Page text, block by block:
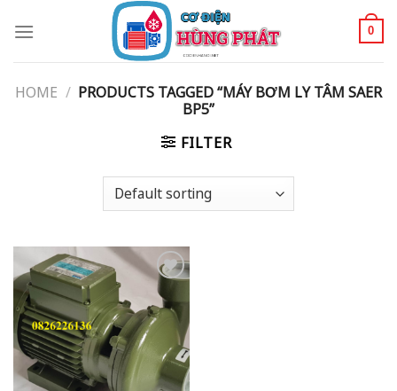
0
HOME / PRODUCTS TAGGED “MÁY BƠM LY TÂM SAER
BP5”
FILTER
Add to
wishlist